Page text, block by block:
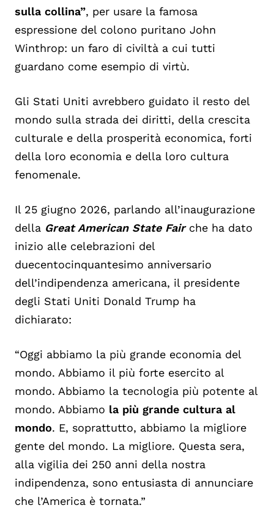
sulla collina”, per usare la famosa
espressione del colono puritano John
Winthrop: un faro di civiltà a cui tutti
guardano come esempio di virtù.
Gli Stati Uniti avrebbero guidato il resto del
mondo sulla strada dei diritti, della crescita
culturale e della prosperità economica, forti
della loro economia e della loro cultura
fenomenale.
Il 25 giugno 2026, parlando all’inaugurazione
della Great American State Fair che ha dato
inizio alle celebrazioni del
duecentocinquantesimo anniversario
dell’indipendenza americana, il presidente
degli Stati Uniti Donald Trump ha
dichiarato:
“Oggi abbiamo la più grande economia del
mondo. Abbiamo il più forte esercito al
mondo. Abbiamo la tecnologia più potente al
mondo. Abbiamo la più grande cultura al
mondo. E, soprattutto, abbiamo la migliore
gente del mondo. La migliore. Questa sera,
alla vigilia dei 250 anni della nostra
indipendenza, sono entusiasta di annunciare
che l’America è tornata.”